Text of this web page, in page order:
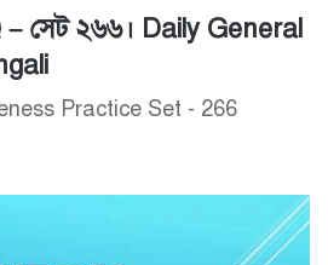
– সেট ২৬৬। Daily General
Practice Set - 266